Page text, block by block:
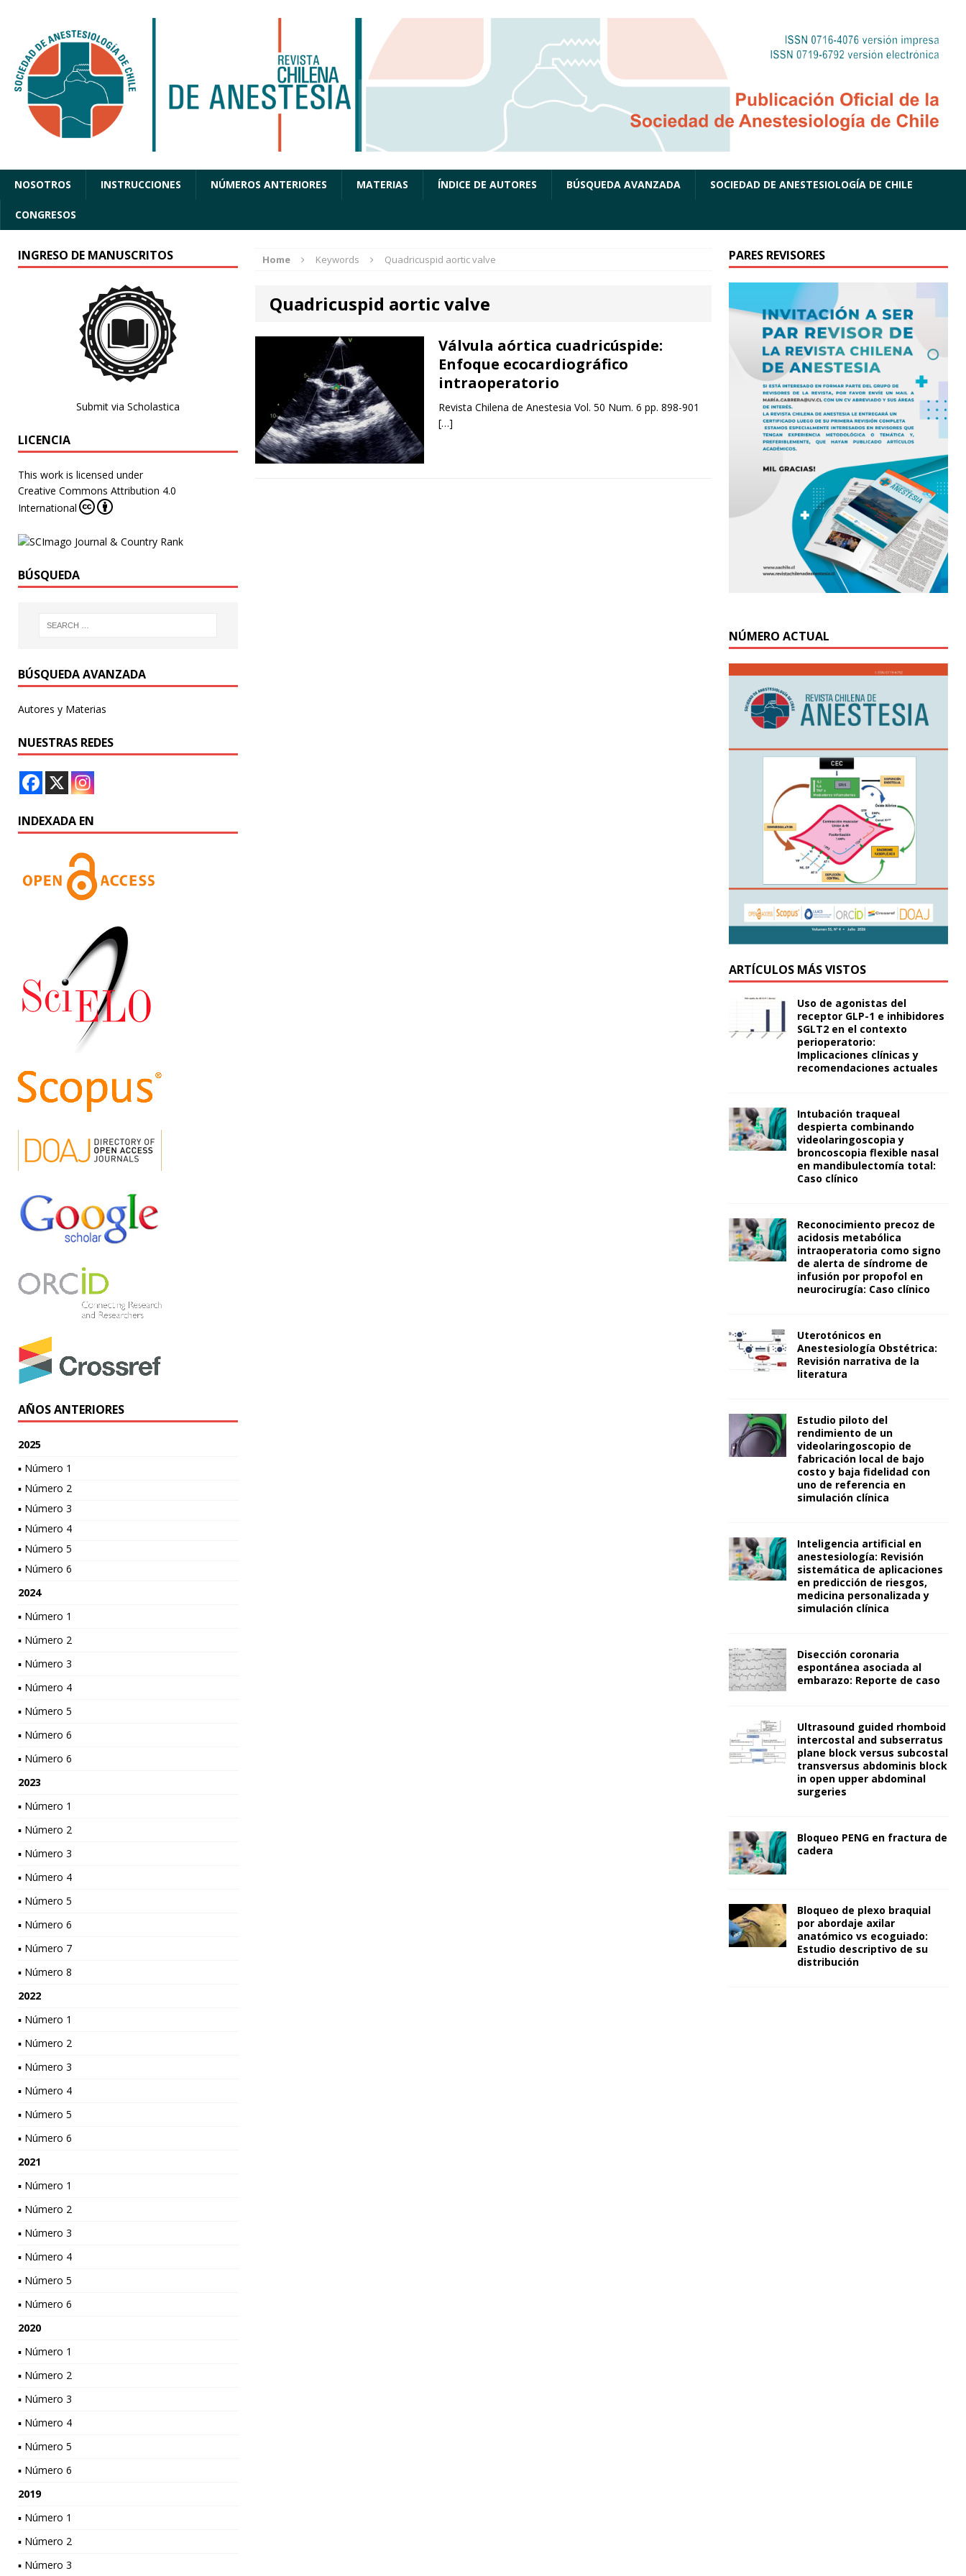
NOSOTROS INSTRUCCIONES NÚMEROS ANTERIORES MATERIAS ÍNDICE DE AUTORES BÚSQUEDA AVANZADA SOCIEDAD DE ANESTESIOLOGÍA DE CHILE
CONGRESOS
Home Keywords Quadricuspid aortic valve
Quadricuspid aortic valve
Válvula aórtica cuadricúspide:
Enfoque ecocardiográfico
intraoperatorio
Revista Chilena de Anestesia Vol. 50 Num. 6 pp. 898-901
[…]
INGRESO DE MANUSCRITOS
Submit via Scholastica
LICENCIA
This work is licensed under
Creative Commons Attribution 4.0
International
BÚSQUEDA
BÚSQUEDA AVANZADA
Autores y Materias
NUESTRAS REDES
INDEXADA EN
AÑOS ANTERIORES
2025
▪ Número 1
▪ Número 2
▪ Número 3
▪ Número 4
▪ Número 5
▪ Número 6
2024
▪ Número 1
▪ Número 2
▪ Número 3
▪ Número 4
▪ Número 5
▪ Número 6
▪ Número 6
2023
▪ Número 1
▪ Número 2
▪ Número 3
▪ Número 4
▪ Número 5
▪ Número 6
▪ Número 7
▪ Número 8
2022
▪ Número 1
▪ Número 2
▪ Número 3
▪ Número 4
▪ Número 5
▪ Número 6
2021
▪ Número 1
▪ Número 2
▪ Número 3
▪ Número 4
▪ Número 5
▪ Número 6
2020
▪ Número 1
▪ Número 2
▪ Número 3
▪ Número 4
▪ Número 5
▪ Número 6
2019
▪ Número 1
▪ Número 2
▪ Número 3
PARES REVISORES
NÚMERO ACTUAL
ARTÍCULOS MÁS VISTOS
Uso de agonistas del
receptor GLP-1 e inhibidores
SGLT2 en el contexto
perioperatorio:
Implicaciones clínicas y
recomendaciones actuales
Intubación traqueal
despierta combinando
videolaringoscopia y
broncoscopia flexible nasal
en mandibulectomía total:
Caso clínico
Reconocimiento precoz de
acidosis metabólica
intraoperatoria como signo
de alerta de síndrome de
infusión por propofol en
neurocirugía: Caso clínico
Uterotónicos en
Anestesiología Obstétrica:
Revisión narrativa de la
literatura
Estudio piloto del
rendimiento de un
videolaringoscopio de
fabricación local de bajo
costo y baja fidelidad con
uno de referencia en
simulación clínica
Inteligencia artificial en
anestesiología: Revisión
sistemática de aplicaciones
en predicción de riesgos,
medicina personalizada y
simulación clínica
Disección coronaria
espontánea asociada al
embarazo: Reporte de caso
Ultrasound guided rhomboid
intercostal and subserratus
plane block versus subcostal
transversus abdominis block
in open upper abdominal
surgeries
Bloqueo PENG en fractura de
cadera
Bloqueo de plexo braquial
por abordaje axilar
anatómico vs ecoguiado:
Estudio descriptivo de su
distribución